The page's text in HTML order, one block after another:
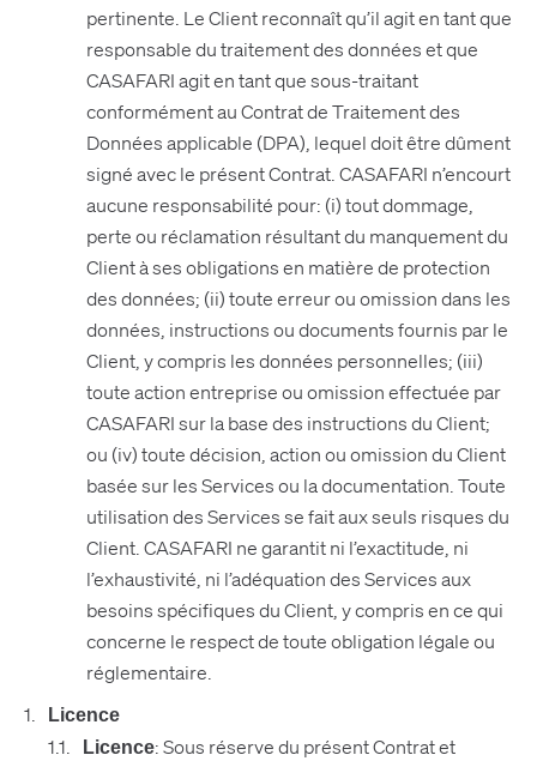
pertinente. Le Client reconnaît qu’il agit en tant que
responsable du traitement des données et que
CASAFARI agit en tant que sous-traitant
conformément au Contrat de Traitement des
Données applicable (DPA), lequel doit être dûment
signé avec le présent Contrat. CASAFARI n’encourt
aucune responsabilité pour: (i) tout dommage,
perte ou réclamation résultant du manquement du
Client à ses obligations en matière de protection
des données; (ii) toute erreur ou omission dans les
données, instructions ou documents fournis par le
Client, y compris les données personnelles; (iii)
toute action entreprise ou omission effectuée par
CASAFARI sur la base des instructions du Client;
ou (iv) toute décision, action ou omission du Client
basée sur les Services ou la documentation. Toute
utilisation des Services se fait aux seuls risques du
Client. CASAFARI ne garantit ni l’exactitude, ni
l’exhaustivité, ni l’adéquation des Services aux
besoins spécifiques du Client, y compris en ce qui
concerne le respect de toute obligation légale ou
réglementaire.
Licence
Licence: Sous réserve du présent Contrat et